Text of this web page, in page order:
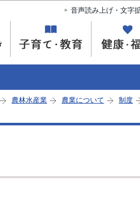
このページの本文へ移動
音声読み上げ・文字
農林水産業 農業について 制度